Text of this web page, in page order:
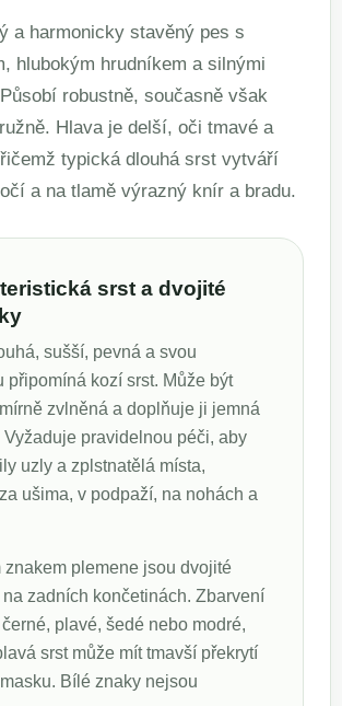
a harmonicky stavěný pes s
hlubokým hrudníkem a silnými
robustně, současně však
Hlava je delší, oči tmavé a
typická dlouhá srst vytváří
a na tlamě výrazný knír a bradu.
srst a dvojité
sušší, pevná a svou
připomíná kozí srst. Může být
zvlněná a doplňuje ji jemná
Vyžaduje pravidelnou péči, aby
uzly a zplstnatělá místa,
ušima, v podpaží, na nohách a
znakem plemene jsou dvojité
na zadních končetinách. Zbarvení
plavé, šedé nebo modré,
srst může mít tmavší překrytí
Bílé znaky nejsou